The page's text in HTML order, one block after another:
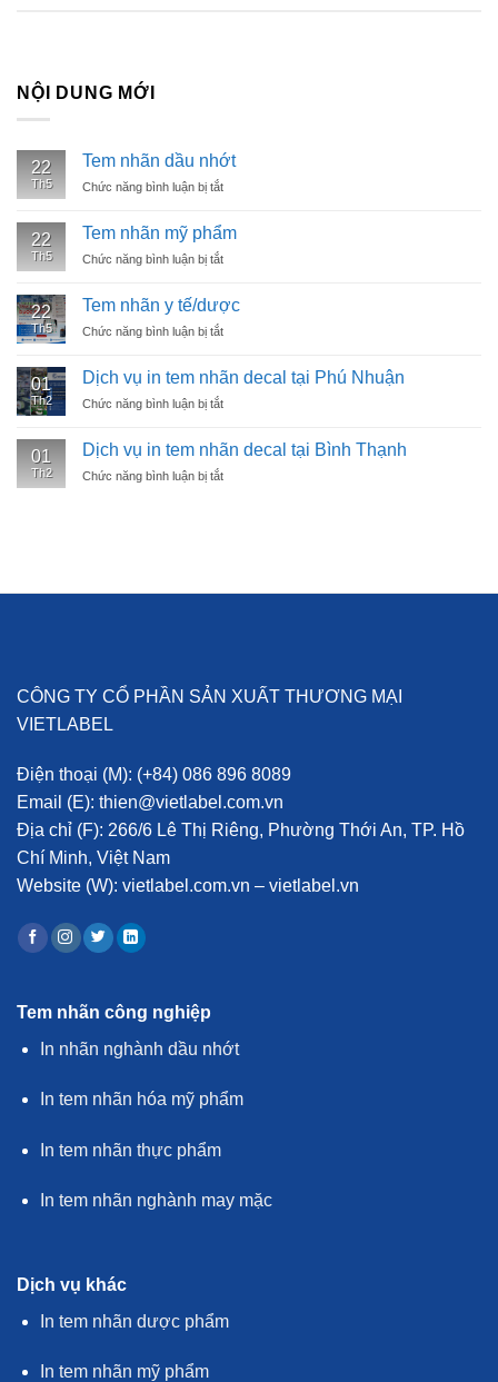
NỘI DUNG MỚI
22
Th5
Tem nhãn dầu nhớt
Chức năng bình luận bị tắt
dầu
22
Th5
Tem nhãn mỹ phẩm
Chức năng bình luận bị tắt
mỹ
22
Th5
Tem nhãn y tế/dược
Chức năng bình luận bị tắt
nhãn
y
01
Th2
Dịch vụ in tem nhãn decal tại Phú Nhuận
Chức năng bình luận bị tắt
vụ
in
01
Th2
Dịch vụ in tem nhãn decal tại Bình Thạnh
Chức năng bình luận bị tắt
CÔNG TY CỔ PHẦN SẢN XUẤT THƯƠNG MẠI
VIETLABEL
Điện thoại (M): (+84) 086 896 8089
Email (E): thien@vietlabel.com.vn
Địa chỉ (F): 266/6 Lê Thị Riêng, Phường Thới An, TP. Hồ
Chí Minh, Việt Nam
Website (W): vietlabel.com.vn – vietlabel.vn
Tem nhãn công nghiệp
In nhãn nghành dầu nhớt
In tem nhãn hóa mỹ phẩm
In tem nhãn thực phẩm
In tem nhãn nghành may mặc
Dịch vụ khác
In tem nhãn dược phẩm
In tem nhãn mỹ phẩm